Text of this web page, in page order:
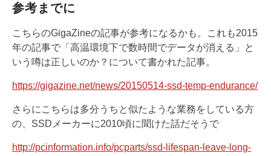
参考までに
こちらのGigaZineの記事が参考になるかも。これも2015
年の記事で「高温環境下で数時間でデータが消える」と
いう噂は正しいのか？について書かれた記事。
https://gigazine.net/news/20150514-ssd-temp-endurance/
さらにこちらは多分うちと似たような業務をしている方
の、SSDメーカーに2010頃に聞けた話だそうで
http://pcinformation.info/pcparts/ssd-lifespan-leave-long-